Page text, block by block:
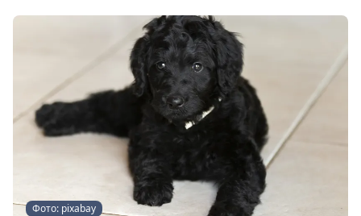
Фото: pixabay